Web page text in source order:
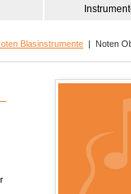
Blasinstrumente | Noten